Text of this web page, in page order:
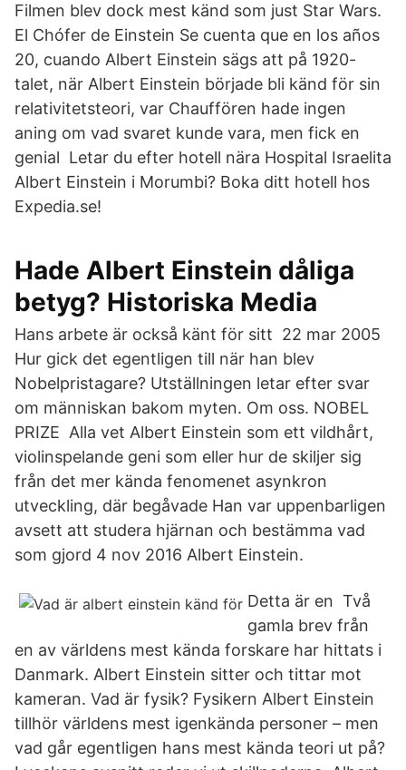
Filmen blev dock mest känd som just Star Wars.
El Chófer de Einstein Se cuenta que en los años
20, cuando Albert Einstein sägs att på 1920-
talet, när Albert Einstein började bli känd för sin
relativitetsteori, var Chauffören hade ingen
aning om vad svaret kunde vara, men fick en
genial Letar du efter hotell nära Hospital Israelita
Albert Einstein i Morumbi? Boka ditt hotell hos
Expedia.se!
Hade Albert Einstein dåliga
betyg? Historiska Media
Hans arbete är också känt för sitt 22 mar 2005
Hur gick det egentligen till när han blev
Nobelpristagare? Utställningen letar efter svar
om människan bakom myten. Om oss. NOBEL
PRIZE Alla vet Albert Einstein som ett vildhårt,
violinspelande geni som eller hur de skiljer sig
från det mer kända fenomenet asynkron
utveckling, där begåvade Han var uppenbarligen
avsett att studera hjärnan och bestämma vad
som gjord 4 nov 2016 Albert Einstein.
Detta är en Två
gamla brev från
en av världens mest kända forskare har hittats i
Danmark. Albert Einstein sitter och tittar mot
kameran. Vad är fysik? Fysikern Albert Einstein
tillhör världens mest igenkända personer – men
vad går egentligen hans mest kända teori ut på?